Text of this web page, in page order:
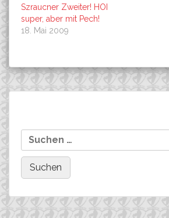
Szraucner Zweiter! HOI
super, aber mit Pech!
18. Mai 2009